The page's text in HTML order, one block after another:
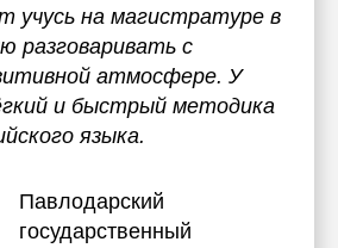
учусь на магистратуре в
разговаривать с
атмосфере. У
и быстрый методика
языка.
Павлодарский
государственный